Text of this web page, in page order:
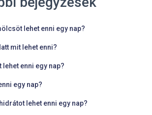
lehet enni egy nap?
mit lehet enni?
lehet enni egy nap?
egy nap?
lehet enni egy nap?